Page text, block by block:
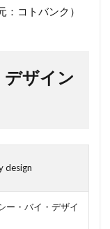
コトバンク）
ザイン
design
ー・バイ・デザイ